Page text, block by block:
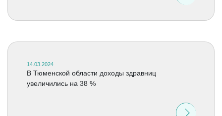
14.03.2024
В Тюменской области доходы здравниц
увеличились на 38 %